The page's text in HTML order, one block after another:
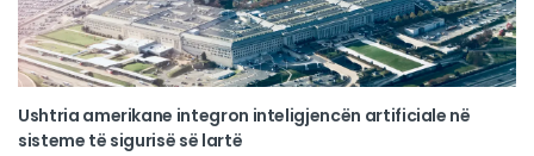
Ushtria amerikane integron inteligjencën artificiale në
sisteme të sigurisë së lartë